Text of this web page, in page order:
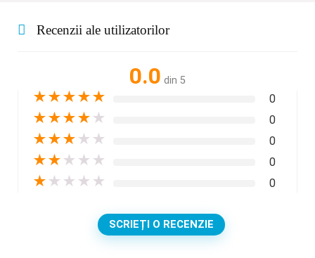
Recenzii ale utilizatorilor
0.0 din 5
★★★★★ 0
★★★★ ★ 0
★★★ ★ ★ 0
★★ ★ ★ ★ 0
★ ★ ★ ★ ★ 0
SCRIEȚI O RECENZIE